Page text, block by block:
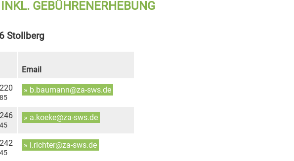
GEBÜHRENERHEBUNG
Stollberg
Email
» b.baumann@za-sws.de
» a.koeke@za-sws.de
» i.richter@za-sws.de